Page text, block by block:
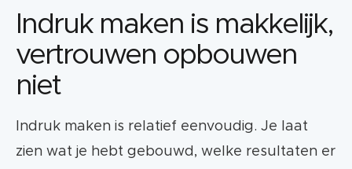
Indruk maken is makkelijk,
vertrouwen opbouwen
niet
Indruk maken is relatief eenvoudig. Je laat
zien wat je hebt gebouwd, welke resultaten er